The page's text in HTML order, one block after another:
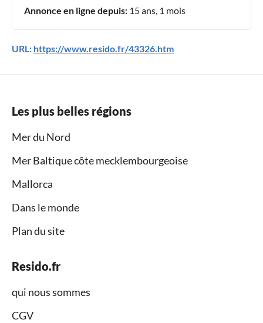
Annonce en ligne depuis: 15 ans, 1 mois
URL: https://www.resido.fr/43326.htm
Les plus belles régions
Mer du Nord
Mer Baltique côte mecklembourgeoise
Mallorca
Dans le monde
Plan du site
Resido.fr
qui nous sommes
CGV